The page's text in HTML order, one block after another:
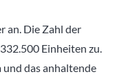
an. Die Zahl der
Einheiten zu.
das anhaltende